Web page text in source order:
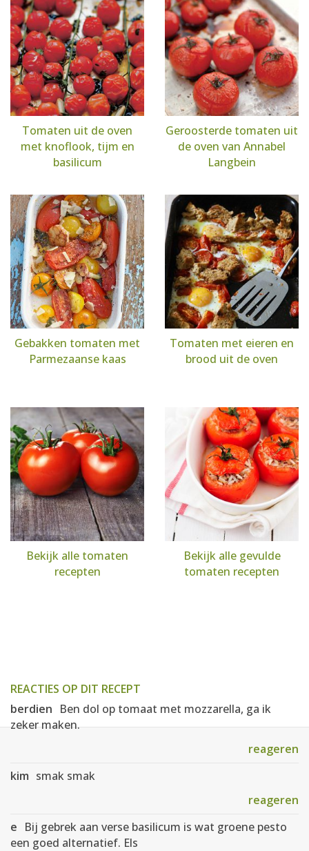
Tomaten uit de oven
met knoflook, tijm en
basilicum
Geroosterde tomaten uit
de oven van Annabel
Langbein
Gebakken tomaten met
Parmezaanse kaas
Tomaten met eieren en
brood uit de oven
Bekijk alle tomaten
recepten
Bekijk alle gevulde
tomaten recepten
REACTIES OP DIT RECEPT
berdien Ben dol op tomaat met mozzarella, ga ik
zeker maken.
reageren
kim smak smak
reageren
e Bij gebrek aan verse basilicum is wat groene pesto
een goed alternatief. Els